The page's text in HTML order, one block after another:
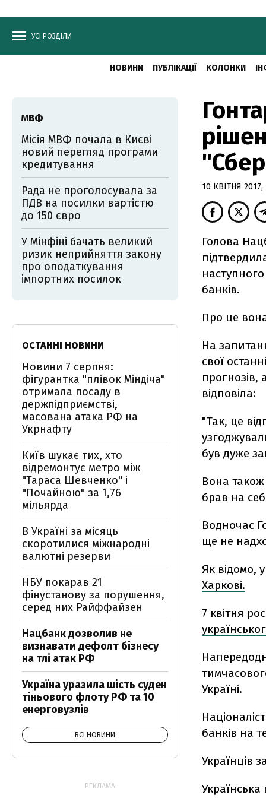
УСІ РОЗДІЛИ
НОВИНИ ПУБЛІКАЦІЇ КОЛОНКИ
10 КВІТНЯ 2017,
Голова
банків.
Про це
На
свої
прогнозів,
відповіла:
"Так, це
був дуже
Вона
брав на
Водночас
ще не
Як відомо,
Харкові.
7 квітня
Україні.
банків на
Українців
МВФ
Місія МВФ почала в Києві
новий перегляд програми
кредитування
Рада не проголосувала за
ПДВ на посилки вартістю
до 150 євро
У Мінфіні бачать великий
ризик неприйняття закону
про оподаткування
імпортних посилок
ОСТАННІ НОВИНИ
Новини 7 серпня:
фігурантка "плівок Міндіча"
отримала посаду в
держпідприємстві,
масована атака РФ на
Укрнафту
Київ шукає тих, хто
відремонтує метро між
"Тараса Шевченко" і
"Почайною" за 1,76
мільярда
В Україні за місяць
скоротилися міжнародні
валютні резерви
НБУ покарав 21
фінустанову за порушення,
серед них Райффайзен
Нацбанк дозволив не
визнавати дефолт бізнесу
на тлі атак РФ
Україна уразила шість суден
тіньового флоту РФ та 10
енерговузлів
ВСІ НОВИНИ
РЕКЛАМА: